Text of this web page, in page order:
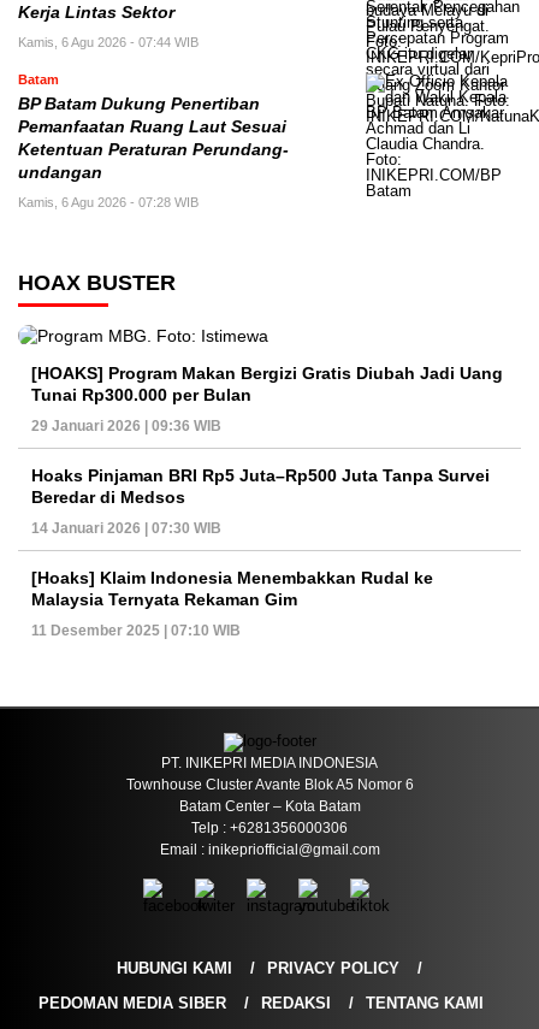
Kerja Lintas Sektor
Kamis, 6 Agu 2026 - 07:44 WIB
Batam
BP Batam Dukung Penertiban
Pemanfaatan Ruang Laut Sesuai
Ketentuan Peraturan Perundang-
undangan
Kamis, 6 Agu 2026 - 07:28 WIB
HOAX BUSTER
[HOAKS] Program Makan Bergizi Gratis Diubah Jadi Uang
Tunai Rp300.000 per Bulan
29 Januari 2026 | 09:36 WIB
Hoaks Pinjaman BRI Rp5 Juta–Rp500 Juta Tanpa Survei
Beredar di Medsos
14 Januari 2026 | 07:30 WIB
[Hoaks] Klaim Indonesia Menembakkan Rudal ke
Malaysia Ternyata Rekaman Gim
11 Desember 2025 | 07:10 WIB
PT. INIKEPRI MEDIA INDONESIA
Townhouse Cluster Avante Blok A5 Nomor 6
Batam Center – Kota Batam
Telp : +6281356000306
Email : inikepriofficial@gmail.com
HUBUNGI KAMI
PRIVACY POLICY
PEDOMAN MEDIA SIBER
REDAKSI TENTANG KAMI